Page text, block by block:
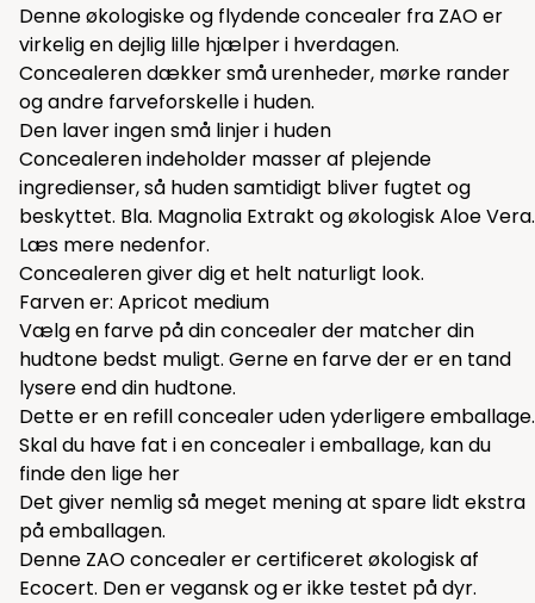
Denne økologiske og flydende concealer fra ZAO er
virkelig en dejlig lille hjælper i hverdagen.
Concealeren dækker små urenheder, mørke rander
og andre farveforskelle i huden.
Den laver ingen små linjer i huden
Concealeren indeholder masser af plejende
ingredienser, så huden samtidigt bliver fugtet og
beskyttet. Bla. Magnolia Extrakt og økologisk Aloe Vera.
Læs mere nedenfor.
Concealeren giver dig et helt naturligt look.
Farven er: Apricot medium
Vælg en farve på din concealer der matcher din
hudtone bedst muligt. Gerne en farve der er en tand
lysere end din hudtone.
Dette er en refill concealer uden yderligere emballage.
Skal du have fat i en concealer i emballage, kan du
finde den lige her
Det giver nemlig så meget mening at spare lidt ekstra
på emballagen.
Denne ZAO concealer er certificeret økologisk af
Ecocert. Den er vegansk og er ikke testet på dyr.